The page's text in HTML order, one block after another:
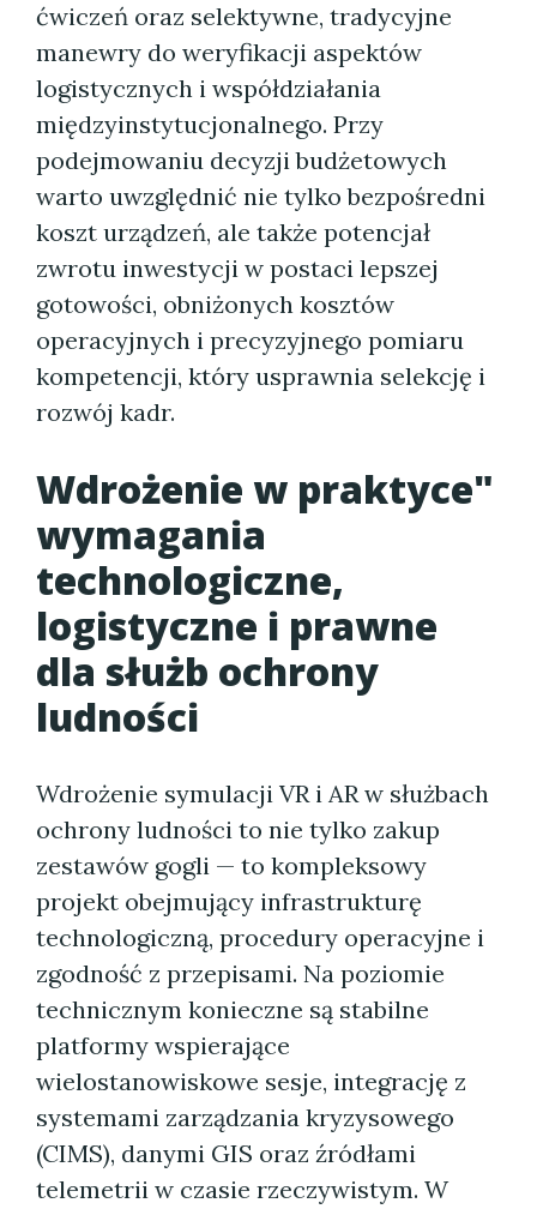
ćwiczeń oraz selektywne, tradycyjne
manewry do weryfikacji aspektów
logistycznych i współdziałania
międzyinstytucjonalnego. Przy
podejmowaniu decyzji budżetowych
warto uwzględnić nie tylko bezpośredni
koszt urządzeń, ale także potencjał
zwrotu inwestycji w postaci lepszej
gotowości, obniżonych kosztów
operacyjnych i precyzyjnego pomiaru
kompetencji, który usprawnia selekcję i
rozwój kadr.
Wdrożenie w praktyce"
wymagania
technologiczne,
logistyczne i prawne
dla służb ochrony
ludności
Wdrożenie symulacji VR i AR w służbach
ochrony ludności to nie tylko zakup
zestawów gogli — to kompleksowy
projekt obejmujący infrastrukturę
technologiczną, procedury operacyjne i
zgodność z przepisami. Na poziomie
technicznym konieczne są stabilne
platformy wspierające
wielostanowiskowe sesje, integrację z
systemami zarządzania kryzysowego
(CIMS), danymi GIS oraz źródłami
telemetrii w czasie rzeczywistym. W